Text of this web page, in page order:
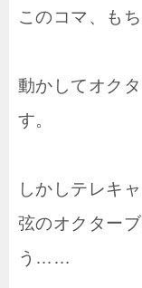
このコマ、も
動かしてオク
す。
しかしテレキ
弦のオクター
う……